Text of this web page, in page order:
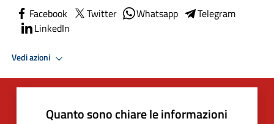
Facebook Twitter Whatsapp
Telegram
LinkedIn
Vedi azioni
Quanto sono chiare le informazioni